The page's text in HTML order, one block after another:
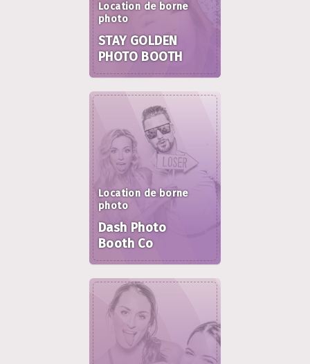
Location de borne
photo
STAY GOLDEN
PHOTO BOOTH
Location de borne
photo
Dash Photo
Booth Co